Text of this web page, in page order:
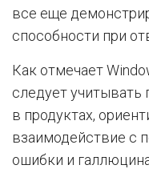
все еще
способности при
Как отмечает
следует учитывать
в продуктах,
взаимодействие с
ошибки и